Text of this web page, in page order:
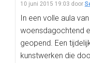
10 juni 2015 19:03 door
In een volle aula
woensdagochtend
geopend. Een
kunstwerken die